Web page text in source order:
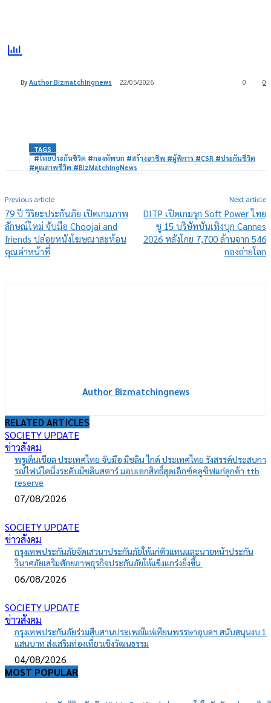
By Author Bizmatchingnews 22/05/2026 0
0
TAGS
#ไทยประกันชีวิต #กองทัพบก #สร้างอาชีพ #ผู้พิการ #CSR #ประกันชีวิต
#คุณภาพชีวิต #BizMatchingNews
Previous article
79 ปี วิริยะประกันภัย เปิดเกมภาพ
ลักษณ์ใหม่ จับมือ Choojai and
friends ปล่อยหนังโฆษณาสะท้อน
คุณค่าหน้าที่
Next article
DITP เปิดเกมรุก Soft Power ไทย
ชู 15 บริษัทบันเทิงบุก Cannes
2026 หลังโกย 7,700 ล้านจาก 546
กองถ่ายโลก
Author Bizmatchingnews
RELATED ARTICLES
SOCIETY UPDATE
ข่าวสังคม
พรูเด็นเชียล ประเทศไทย จับมือ มิชลิน ไกด์ ประเทศไทย รังสรรค์ประสบกา
รณ์ไฟน์ไดนิ่งระดับมิชลินสตาร์ มอบเอกสิทธิ์สุดเอ็กซ์คลูซีฟแก่ลูกค้า ttb
reserve
07/08/2026
SOCIETY UPDATE
ข่าวสังคม
กรุงเทพประกันภัยจัดเสวนาประกันภัยให้แก่ตัวแทนและนายหน้าประกัน
วินาศภัยเสริมศักยภาพธุรกิจประกันภัยให้แข็งแกร่งยิ่งขึ้น
06/08/2026
SOCIETY UPDATE
ข่าวสังคม
กรุงเทพประกันภัยร่วมสืบสานประเพณีแห่เทียนพรรษาอุบลฯ สนับสนุนงบ 1
แสนบาท ส่งเสริมท่องเที่ยวเชิงวัฒนธรรม
04/08/2026
MOST POPULAR